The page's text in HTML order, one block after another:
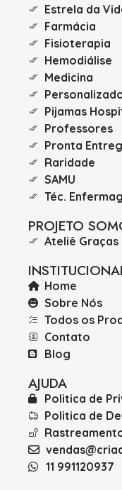
Estrela da
Farmácia
Fisioterapia
Hemodiálise
Medicina
Pijamas
Professores
Pronta
Raridade
SAMU
Téc.
PROJETO
Ateliê Graças
Home
Sobre Nós
Todos os
Contato
Blog
AJUDA
Politica de
Politica de
11 991120937